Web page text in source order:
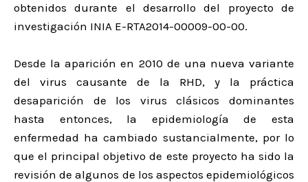
obtenidos durante el desarrollo del proyecto de
investigación INIA E-RTA2014-00009-00-00.
Desde la aparición en 2010 de una nueva variante
del virus causante de la RHD, y la práctica
desaparición de los virus clásicos dominantes
hasta entonces, la epidemiología de esta
enfermedad ha cambiado sustancialmente, por lo
que el principal objetivo de este proyecto ha sido la
revisión de algunos de los aspectos epidemiológicos